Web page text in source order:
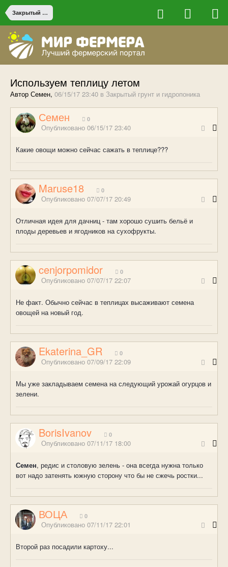
Закрытый грунт и гидропоника
Используем теплицу летом
Автор Семен, 06/15/17 23:40 в Закрытый грунт и гидропоника
Семен 0
Опубликовано 06/15/17 23:40
Какие овощи можно сейчас сажать в теплице???
Maruse18 0
Опубликовано 07/07/17 20:49
Отличная идея для дачниц - там хорошо сушить бельё и
плоды деревьев и ягодников на сухофрукты.
cenjorpomidor 0
Опубликовано 07/07/17 22:07
Не факт. Обычно сейчас в теплицах высаживают семена
овощей на новый год.
Ekaterina_GR 0
Опубликовано 07/09/17 22:09
Мы уже закладываем семена на следующий урожай огурцов и
зелени.
BorisIvanov 0
Опубликовано 07/11/17 18:00
Семен, редис и столовую зелень - она всегда нужна только
вот надо затенять южную сторону что бы не сжечь ростки...
ВОЦА 0
Опубликовано 07/11/17 22:01
Второй раз посадили картоху...